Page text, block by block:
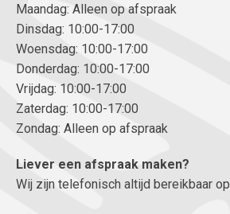
Maandag: Alleen op afspraak
Dinsdag: 10:00-17:00
Woensdag: 10:00-17:00
Donderdag: 10:00-17:00
Vrijdag: 10:00-17:00
Zaterdag: 10:00-17:00
Zondag: Alleen op afspraak
Liever een afspraak maken?
Wij zijn telefonisch altijd bereikbaar op